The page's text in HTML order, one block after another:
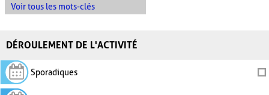
Voir tous les mots-clés
DÉROULEMENT DE L'ACTIVITÉ
Sporadiques